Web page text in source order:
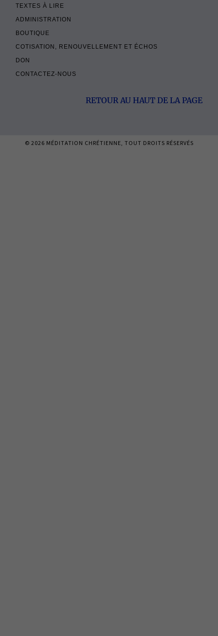
TEXTES À LIRE
ADMINISTRATION
BOUTIQUE
COTISATION, RENOUVELLEMENT ET ÉCHOS
DON
CONTACTEZ-NOUS
RETOUR AU HAUT DE LA PAGE
© 2026 MÉDITATION CHRÉTIENNE, TOUT DROITS RÉSERVÉS